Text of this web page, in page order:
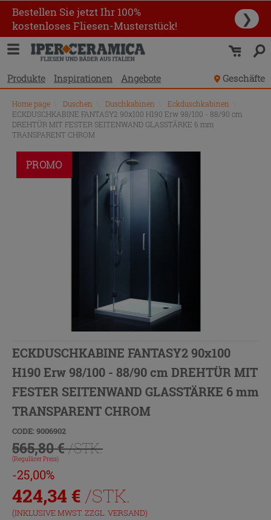
Bestellen Sie jetzt Ihr 100%
kostenloses Fliesen-Musterstück!
❯
Produkte Inspirationen Angebote Geschäfte
Home page Duschen Duschkabinen Eckduschkabinen
ECKDUSCHKABINE FANTASY2 90x100 H190 Erw 98/100 - 88/90 cm
DREHTÜR MIT FESTER SEITENWAND GLASSTÄRKE 6 mm
TRANSPARENT CHROM
PROMO
ECKDUSCHKABINE FANTASY2 90x100
H190 Erw 98/100 - 88/90 cm DREHTÜR MIT
FESTER SEITENWAND GLASSTÄRKE 6 mm
TRANSPARENT CHROM
CODE: 9006902
565,80 €/STK.
(Regulärer Preis)
-25,00%
424,34 € /STK.
(INKLUSIVE MWST. ZZGL. VERSAND)